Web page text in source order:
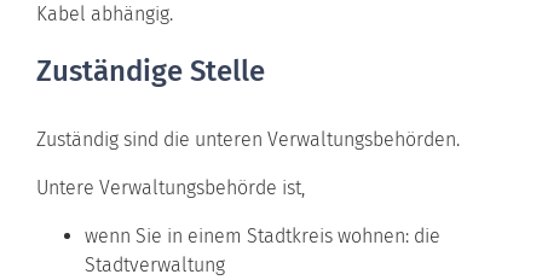
Kabel abhängig.
Zuständige Stelle
Zuständig sind die unteren Verwaltungsbehörden.
Untere Verwaltungsbehörde ist,
wenn Sie in einem Stadtkreis wohnen: die
Stadtverwaltung